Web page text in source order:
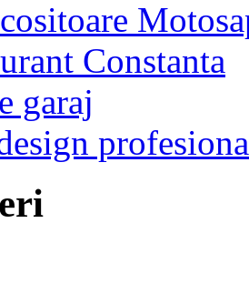
Constanta
garaj